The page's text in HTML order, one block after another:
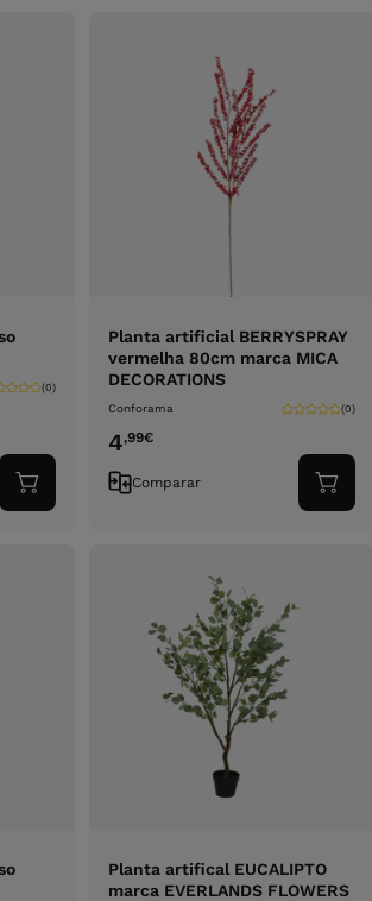
(0)
Adicionar
ao
Planta artificial BERRYSPRAY
vermelha 80cm marca MICA
DECORATIONS
Conforama (0)
4,99€
Comparar
ao
Planta artifical EUCALIPTO
marca EVERLANDS FLOWERS